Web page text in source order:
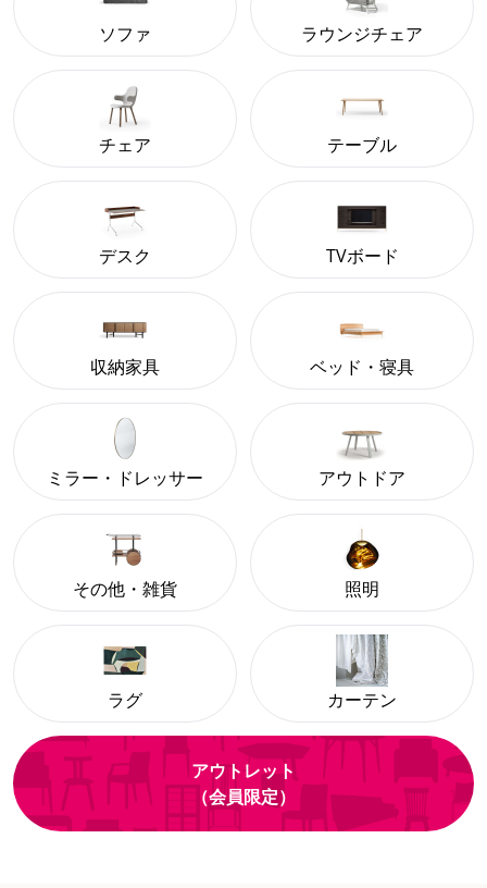
ソファ ラウンジチェア
チェア テーブル
デスク TVボード
収納家具 ベッド・寝具
ミラー・ドレッサー アウトドア
その他・雑貨 照明
ラグ カーテン
アウトレット
（会員限定）